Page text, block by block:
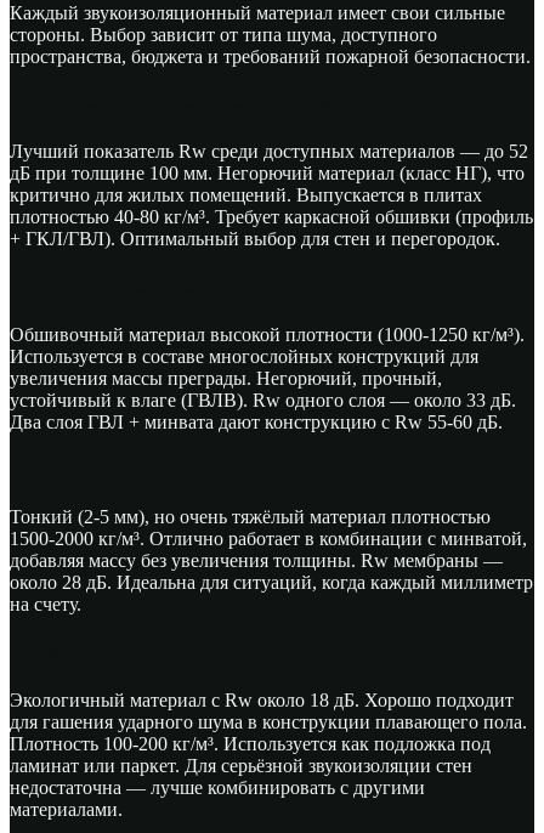
Каждый звукоизоляционный материал имеет свои сильные
стороны. Выбор зависит от типа шума, доступного
пространства, бюджета и требований пожарной безопасности.
Лучший показатель Rw среди доступных материалов — до 52
дБ при толщине 100 мм. Негорючий материал (класс НГ), что
критично для жилых помещений. Выпускается в плитах
плотностью 40-80 кг/м³. Требует каркасной обшивки (профиль
+ ГКЛ/ГВЛ). Оптимальный выбор для стен и перегородок.
Обшивочный материал высокой плотности (1000-1250 кг/м³).
Используется в составе многослойных конструкций для
увеличения массы преграды. Негорючий, прочный,
устойчивый к влаге (ГВЛВ). Rw одного слоя — около 33 дБ.
Два слоя ГВЛ + минвата дают конструкцию с Rw 55-60 дБ.
Тонкий (2-5 мм), но очень тяжёлый материал плотностью
1500-2000 кг/м³. Отлично работает в комбинации с минватой,
добавляя массу без увеличения толщины. Rw мембраны —
около 28 дБ. Идеальна для ситуаций, когда каждый миллиметр
на счету.
Экологичный материал с Rw около 18 дБ. Хорошо подходит
для гашения ударного шума в конструкции плавающего пола.
Плотность 100-200 кг/м³. Используется как подложка под
ламинат или паркет. Для серьёзной звукоизоляции стен
недостаточна — лучше комбинировать с другими
материалами.